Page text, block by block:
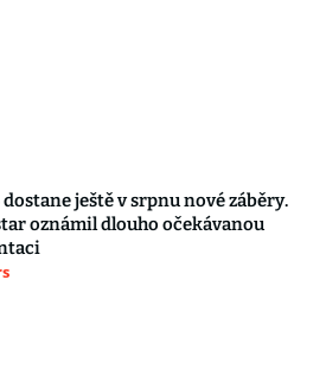
dostane ještě v srpnu nové záběry.
oznámil dlouho očekávanou